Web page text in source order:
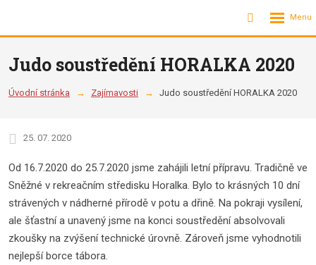
Vyhledávání
Rozbalení
menu
Judo soustředění HORALKA 2020
Úvodní stránka Zajímavosti Judo soustředění HORALKA 2020
25. 07. 2020
Od 16.7.2020 do 25.7.2020 jsme zahájili letní přípravu. Tradičně ve
Sněžné v rekreačním středisku Horalka. Bylo to krásných 10 dní
strávených v nádherné přírodě v potu a dřině. Na pokraji vysílení,
ale šťastní a unavený jsme na konci soustředění absolvovali
zkoušky na zvýšení technické úrovně. Zároveň jsme vyhodnotili
nejlepší borce tábora.